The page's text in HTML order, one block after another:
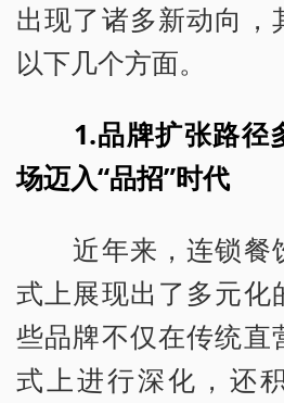
出现了诸多新动向，
以下几个方面。
1.品牌扩张路径
场迈入“品招”时代
近年来，连锁餐
式上展现出了多元化
些品牌不仅在传统直
式上进行深化，还